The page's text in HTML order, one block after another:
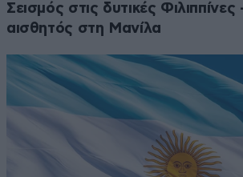
Σεισμός στις δυτικές
αισθητός στη Μανίλα